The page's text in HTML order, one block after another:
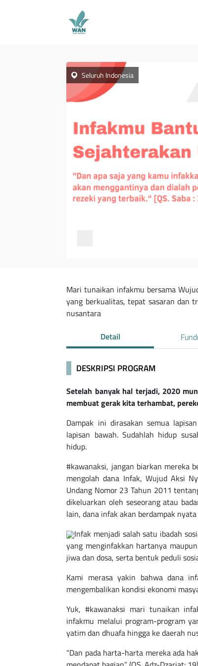
Seluruh Indonesia
Mari tunaikan infakmu bersama
yang berkualitas, tepat sasaran dan
nusantara
Detail
DESKRIPSI PROGRAM
Setelah banyak hal terjadi, 2020
membuat gerak kita terhambat,
Dampak ini dirasakan semua
lapisan bawah. Sudahlah hidup
hidup.
#kawanaksi, jangan biarkan mereka
mengolah dana Infak, Wujud Aksi
Undang Nomor 23 Tahun 2011
dikeluarkan oleh seseorang atau
lain, dana infak akan berdampak
Infak menjadi salah satu ibadah
yang menginfakkan hartanya
jiwa dan dosa, serta bentuk peduli
Kami merasa yakin bahwa dana
mengembalikan kondisi ekonomi
Yuk, #kawanaksi mari tunaikan
infakmu melalui program-program
yatim dan dhuafa hingga ke daerah
“Dan pada harta-harta mereka ada